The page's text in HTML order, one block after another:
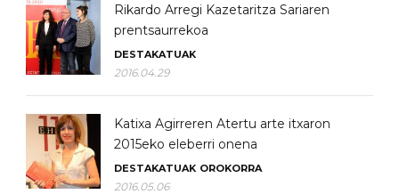
Rikardo Arregi Kazetaritza Sariaren
prentsaurrekoa
DESTAKATUAK
2016.04.29
Katixa Agirreren Atertu arte itxaron
2015eko eleberri onena
DESTAKATUAK OROKORRA
2016.05.06